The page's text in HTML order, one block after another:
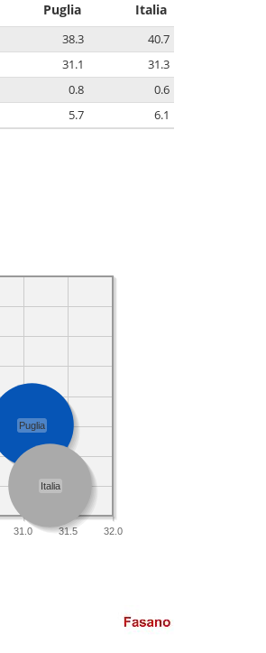
Puglia Italia
38.3
40.7
31.1
31.3
0.8
0.6
5.7 6.1
31.0 31.5 32.0
Puglia
Italia